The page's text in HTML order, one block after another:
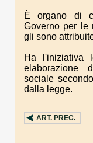
È organo di
Governo per le
gli sono
Ha l'iniziativa
elaborazione
sociale
dalla legge.
ART. PREC.